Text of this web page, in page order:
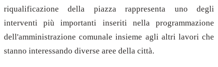
riqualificazione della piazza rappresenta uno degli
interventi più importanti inseriti nella programmazione
dell'amministrazione comunale insieme agli altri lavori che
stanno interessando diverse aree della città.